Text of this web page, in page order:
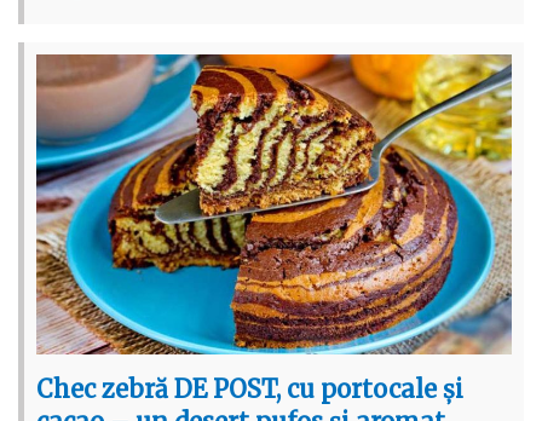
Chec zebră DE POST, cu portocale și